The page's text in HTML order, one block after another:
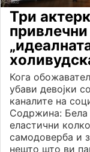
Три
Кога
убави девојки
каналите на
Содржина: Бела
еластични
самодоверба и
нешто што ви